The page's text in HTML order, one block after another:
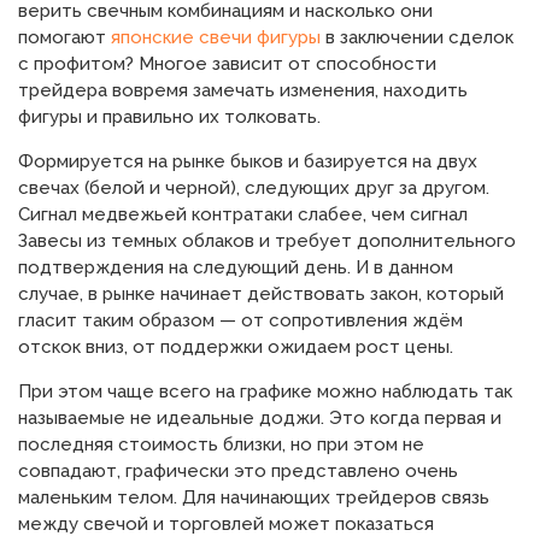
верить свечным комбинациям и насколько они
помогают японские свечи фигуры в заключении сделок
с профитом? Многое зависит от способности
трейдера вовремя замечать изменения, находить
фигуры и правильно их толковать.
Формируется на рынке быков и базируется на двух
свечах (белой и черной), следующих друг за другом.
Сигнал медвежьей контратаки слабее, чем сигнал
Завесы из темных облаков и требует дополнительного
подтверждения на следующий день. И в данном
случае, в рынке начинает действовать закон, который
гласит таким образом — от сопротивления ждём
отскок вниз, от поддержки ожидаем рост цены.
При этом чаще всего на графике можно наблюдать так
называемые не идеальные доджи. Это когда первая и
последняя стоимость близки, но при этом не
совпадают, графически это представлено очень
маленьким телом. Для начинающих трейдеров связь
между свечой и торговлей может показаться